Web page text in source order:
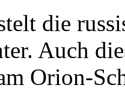
die
Auch
Orion-